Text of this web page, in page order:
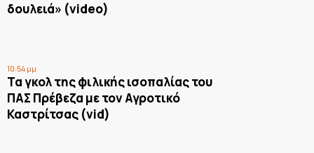
δουλειά» (video)
10:54 μμ
Τα γκολ της φιλικής ισοπαλίας του
ΠΑΣ Πρέβεζα με τον Αγροτικό
Καστρίτσας (vid)